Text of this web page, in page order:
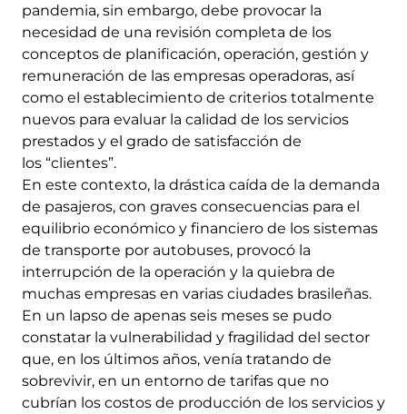
pandemia, sin embargo, debe provocar la
necesidad de una revisión completa de los
conceptos de planificación, operación, gestión y
remuneración de las empresas operadoras, así
como el establecimiento de criterios totalmente
nuevos para evaluar la calidad de los servicios
prestados y el grado de satisfacción de
los “clientes”.
En este contexto, la drástica caída de la demanda
de pasajeros, con graves consecuencias para el
equilibrio económico y financiero de los sistemas
de transporte por autobuses, provocó la
interrupción de la operación y la quiebra de
muchas empresas en varias ciudades brasileñas.
En un lapso de apenas seis meses se pudo
constatar la vulnerabilidad y fragilidad del sector
que, en los últimos años, venía tratando de
sobrevivir, en un entorno de tarifas que no
cubrían los costos de producción de los servicios y